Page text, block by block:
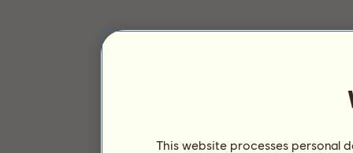
This website processes personal